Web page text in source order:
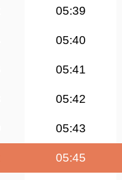
05:39
05:40
05:41
05:42
05:43
05:45